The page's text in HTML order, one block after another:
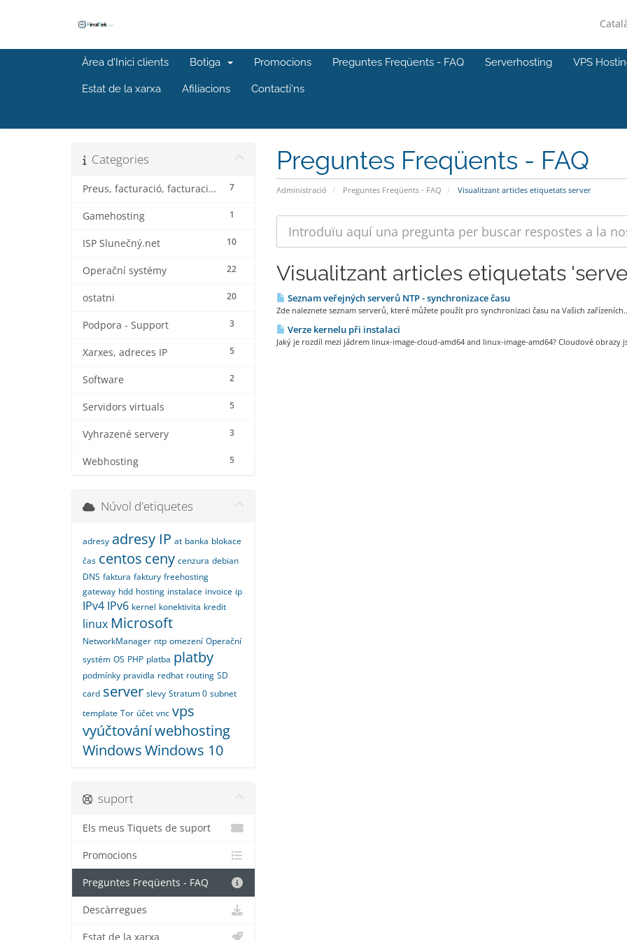
Àrea d'Inici clients Botiga Promocions Preguntes Freqüents - FAQ Serverhosting VPS
Estat de la xarxa Afiliacions Contacti'ns
Preguntes Freqüents - FAQ
Administració Preguntes Freqüents - FAQ Visualitzant articles etiquetats server
Categories
7
Preus, facturació, facturació i descomptes
1
Gamehosting
10
ISP Slunečný.net
22
Operační systémy
20
ostatni
3
Podpora - Support
5
Xarxes, adreces IP
2
Software
5
Servidors virtuals
3
Vyhrazené servery
5
Webhosting
Visualitzant articles etiquetats
Seznam veřejných serverů NTP - synchronizace času
Zde naleznete seznam serverů, které můžete použít pro synchronizaci času na Vašich
Verze kernelu při instalaci
Jaký je rozdíl mezi jádrem linux-image-cloud-amd64 and linux-image-amd64? Cloudové obrazy
Núvol d'etiquetes
adresy adresy IP at banka blokace
čas centos ceny cenzura debian
DNS faktura faktury freehosting
gateway hdd hosting instalace invoice ip
IPv4 IPv6 kernel konektivita kredit
linux Microsoft
NetworkManager ntp omezení Operační
systém OS PHP platba platby
podmínky pravidla redhat routing SD
card server slevy Stratum 0 subnet
template Tor účet vnc vps
vyúčtováníwebhosting
WindowsWindows 10
suport
Els meus Tiquets de suport
Promocions
Preguntes Freqüents - FAQ
Descàrregues
Estat de la xarxa